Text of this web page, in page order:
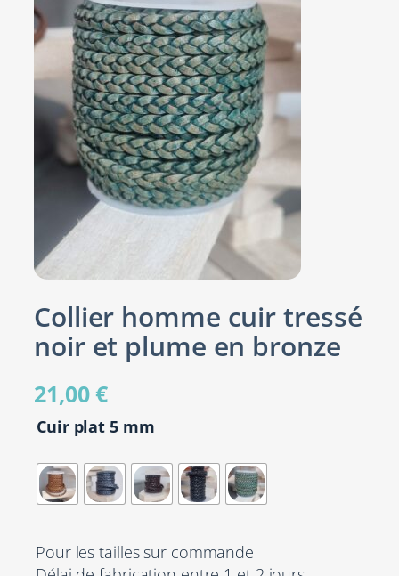
Collier homme cuir tressé
noir et plume en bronze
21,00€
Cuir plat 5 mm
Pour les tailles sur commande